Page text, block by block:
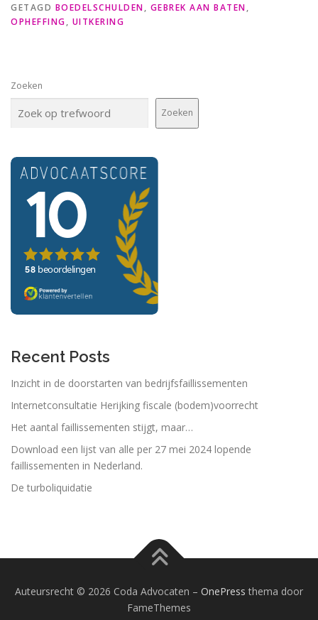
GETAGD BOEDELSCHULDEN, GEBREK AAN BATEN,
OPHEFFING, UITKERING
Zoeken
Zoeken
Recent Posts
Inzicht in de doorstarten van bedrijfsfaillissementen
Internetconsultatie Herijking fiscale (bodem)voorrecht
Het aantal faillissementen stijgt, maar…
Download een lijst van alle per 27 mei 2024 lopende
faillissementen in Nederland.
De turboliquidatie
Auteursrecht © 2026 Coda Advocaten – OnePress thema door
FameThemes